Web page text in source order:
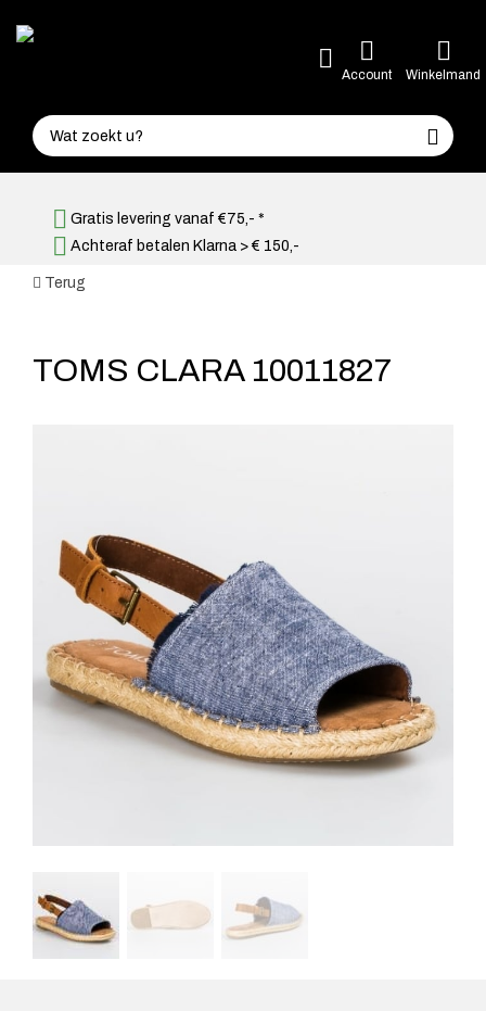
Account Winkelmand
Gratis levering vanaf €75,- *
Achteraf betalen Klarna > € 150,-
Terug
TOMS CLARA 10011827